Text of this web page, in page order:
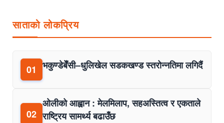
साताको लोकप्रिय
01 भकुण्डेबेँसी–धुलिखेल सडकखण्ड स्तरोन्नतिमा लगिदैं
02
ओलीको आह्वान : मेलमिलाप, सहअस्तित्व र एकताले
राष्ट्रिय सामर्थ्य बढाउँछ